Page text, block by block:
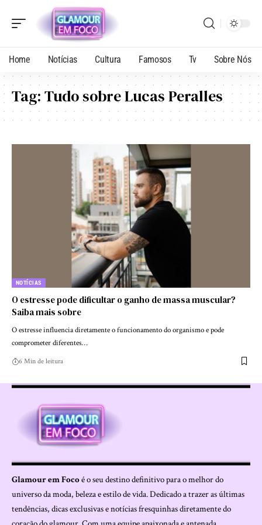
Home Notícias Cultura Famosos Tv Sobre Nós
Tag:Tudo sobre Lucas Peralles
NOTÍCIAS
O estresse pode dificultar o ganho de massa muscular?
Saiba mais sobre
O estresse influencia diretamente o funcionamento do organismo e pode
comprometer diferentes…
6 Min de leitura
Glamour em Focoé o seu destino definitivo para o melhor do
universo da moda, beleza e estilo de vida. Dedicado a trazer as últimas
tendências, dicas exclusivas e notícias fresquinhas diretamente do